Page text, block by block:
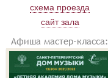
схема проезда
сайт зала
Афиша мастер-класса: